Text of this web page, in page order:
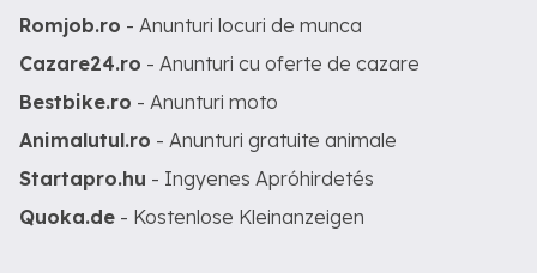
Romjob.ro - Anunturi locuri de munca
Cazare24.ro - Anunturi cu oferte de cazare
Bestbike.ro - Anunturi moto
Animalutul.ro - Anunturi gratuite animale
Startapro.hu - Ingyenes Apróhirdetés
Quoka.de - Kostenlose Kleinanzeigen